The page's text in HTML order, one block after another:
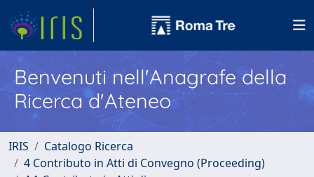
Benvenuti nell'Anagrafe della
Ricerca d'Ateneo
IRIS
Catalogo Ricerca
4 Contributo in Atti di Convegno (Proceeding)